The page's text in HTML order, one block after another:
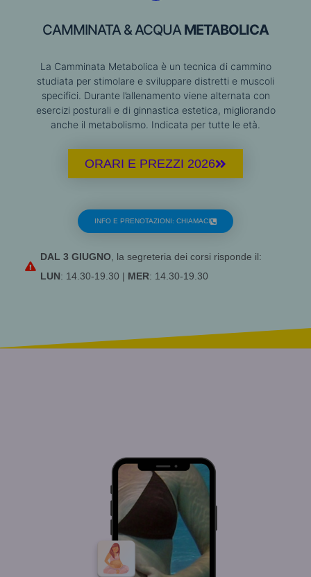
CAMMINATA & ACQUAMETABOLICA
La Camminata Metabolica è un tecnica di cammino
studiata per stimolare e sviluppare distretti e muscoli
specifici. Durante l’allenamento viene alternata con
esercizi posturali e di ginnastica estetica, migliorando
anche il metabolismo. Indicata per tutte le età.
ORARI E PREZZI 2026
INFO E PRENOTAZIONI: CHIAMACI
DAL 3 GIUGNO , la segreteria dei corsi risponde il:
LUN: 14.30-19.30 | MER: 14.30-19.30